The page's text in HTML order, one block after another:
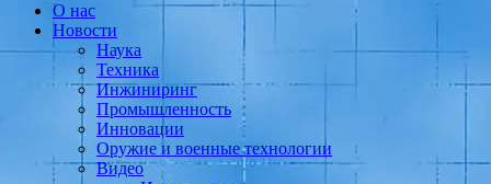
О нас
Новости
Наука
Техника
Инжиниринг
Промышленность
Инновации
Оружие и военные технологии
Видео